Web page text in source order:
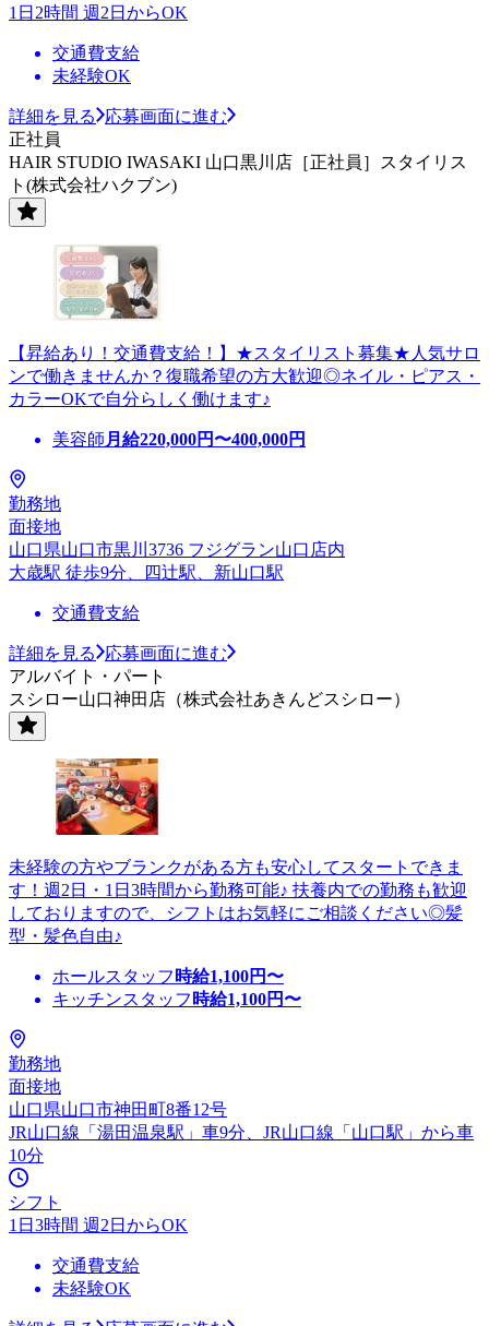
1日2時間 週2日からOK
交通費支給
未経験OK
詳細を見る
応募画面に進む
正社員
HAIR STUDIO IWASAKI 山口黒川店［正社員］スタイリス
ト(株式会社ハクブン)
【昇給あり！交通費支給！】★スタイリスト募集★人気サロ
ンで働きませんか？復職希望の方大歓迎◎ネイル・ピアス・
カラーOKで自分らしく働けます♪
美容師 月給220,000円〜400,000円
勤務地
面接地
山口県山口市黒川3736 フジグラン山口店内
大歳駅 徒歩9分、四辻駅、新山口駅
交通費支給
詳細を見る
応募画面に進む
アルバイト・パート
スシロー山口神田店（株式会社あきんどスシロー）
未経験の方やブランクがある方も安心してスタートできま
す！週2日・1日3時間から勤務可能♪ 扶養内での勤務も歓迎
しておりますので、シフトはお気軽にご相談ください◎髪
型・髪色自由♪
ホールスタッフ 時給1,100円〜
キッチンスタッフ 時給1,100円〜
勤務地
面接地
山口県山口市神田町8番12号
JR山口線「湯田温泉駅」車9分、JR山口線「山口駅」から車
10分
シフト
1日3時間 週2日からOK
交通費支給
未経験OK